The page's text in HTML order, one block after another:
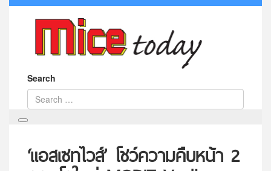
Search
‘แอสเซทไวส์’ โชว์ความคืบหน้า 2